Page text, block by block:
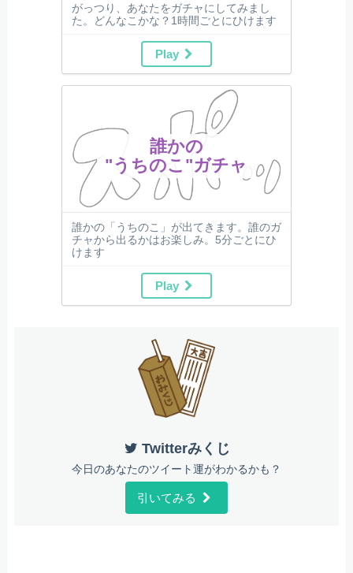
がっつり、あなたをガチャにしてみまし
た。どんなこかな？1時間ごとにひけます
Play
誰かの
"うちのこ"ガチャ
誰かの「うちのこ」が出てきます。誰のガ
チャから出るかはお楽しみ。5分ごとにひ
けます
Play
Twitterみくじ
今日のあなたのツイート運がわかるかも？
引いてみる